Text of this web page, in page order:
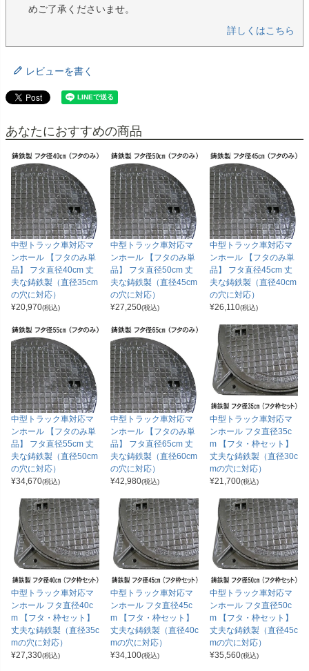
めご了承くださいませ。
詳しくはこちら
レビューを書く
あなたにおすすめの商品
中型トラック車対応マ
ンホール 【フタのみ単
品】 フタ直径40cm 丈
夫な鋳鉄製（直径35cm
の穴に対応）
¥20,970(税込)
中型トラック車対応マ
ンホール 【フタのみ単
品】 フタ直径50cm 丈
夫な鋳鉄製（直径45cm
の穴に対応）
¥27,250(税込)
中型トラック車対応マ
ンホール 【フタのみ単
品】 フタ直径45cm 丈
夫な鋳鉄製（直径40cm
の穴に対応）
¥26,110(税込)
中型トラック車対応マ
ンホール 【フタのみ単
品】 フタ直径55cm 丈
夫な鋳鉄製（直径50cm
の穴に対応）
¥34,670(税込)
中型トラック車対応マ
ンホール 【フタのみ単
品】 フタ直径65cm 丈
夫な鋳鉄製（直径60cm
の穴に対応）
¥42,980(税込)
中型トラック車対応マ
ンホール フタ直径35c
m 【フタ・枠セット】
丈夫な鋳鉄製（直径30c
mの穴に対応）
¥21,700(税込)
中型トラック車対応マ
ンホール フタ直径40c
m 【フタ・枠セット】
丈夫な鋳鉄製（直径35c
mの穴に対応）
¥27,330(税込)
中型トラック車対応マ
ンホール フタ直径45c
m 【フタ・枠セット】
丈夫な鋳鉄製（直径40c
mの穴に対応）
¥34,100(税込)
中型トラック車対応マ
ンホール フタ直径50c
m 【フタ・枠セット】
丈夫な鋳鉄製（直径45c
mの穴に対応）
¥35,560(税込)